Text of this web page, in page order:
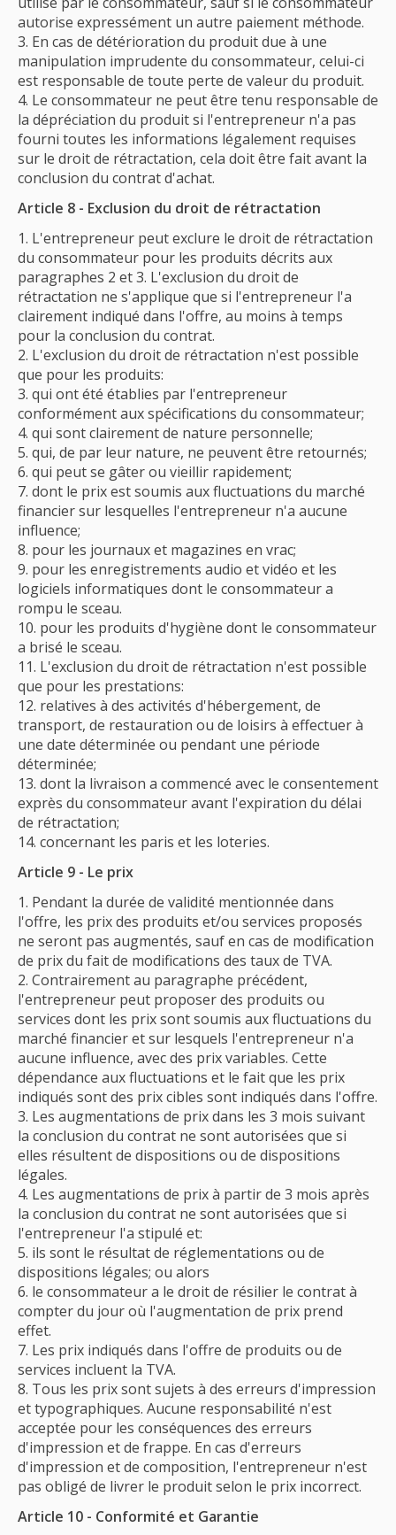
autorise expressément un autre paiement méthode.
En cas de détérioration du produit due à une
manipulation imprudente du consommateur, celui-ci
est responsable de toute perte de valeur du produit.
Le consommateur ne peut être tenu responsable de
la dépréciation du produit si l'entrepreneur n'a pas
fourni toutes les informations légalement requises
sur le droit de rétractation, cela doit être fait avant la
conclusion du contrat d'achat.
Article 8 - Exclusion du droit de rétractation
L'entrepreneur peut exclure le droit de rétractation
du consommateur pour les produits décrits aux
paragraphes 2 et 3. L'exclusion du droit de
rétractation ne s'applique que si l'entrepreneur l'a
clairement indiqué dans l'offre, au moins à temps
pour la conclusion du contrat.
L'exclusion du droit de rétractation n'est possible
que pour les produits:
qui ont été établies par l'entrepreneur
conformément aux spécifications du consommateur;
qui sont clairement de nature personnelle;
qui, de par leur nature, ne peuvent être retournés;
qui peut se gâter ou vieillir rapidement;
dont le prix est soumis aux fluctuations du marché
financier sur lesquelles l'entrepreneur n'a aucune
influence;
pour les journaux et magazines en vrac;
pour les enregistrements audio et vidéo et les
logiciels informatiques dont le consommateur a
rompu le sceau.
pour les produits d'hygiène dont le consommateur
a brisé le sceau.
L'exclusion du droit de rétractation n'est possible
que pour les prestations:
relatives à des activités d'hébergement, de
transport, de restauration ou de loisirs à effectuer à
une date déterminée ou pendant une période
déterminée;
dont la livraison a commencé avec le consentement
exprès du consommateur avant l'expiration du délai
de rétractation;
concernant les paris et les loteries.
Article 9 - Le prix
Pendant la durée de validité mentionnée dans
l'offre, les prix des produits et/ou services proposés
ne seront pas augmentés, sauf en cas de modification
de prix du fait de modifications des taux de TVA.
Contrairement au paragraphe précédent,
l'entrepreneur peut proposer des produits ou
services dont les prix sont soumis aux fluctuations du
marché financier et sur lesquels l'entrepreneur n'a
aucune influence, avec des prix variables. Cette
dépendance aux fluctuations et le fait que les prix
indiqués sont des prix cibles sont indiqués dans l'offre.
Les augmentations de prix dans les 3 mois suivant
la conclusion du contrat ne sont autorisées que si
elles résultent de dispositions ou de dispositions
légales.
Les augmentations de prix à partir de 3 mois après
la conclusion du contrat ne sont autorisées que si
l'entrepreneur l'a stipulé et:
ils sont le résultat de réglementations ou de
dispositions légales; ou alors
le consommateur a le droit de résilier le contrat à
compter du jour où l'augmentation de prix prend
effet.
Les prix indiqués dans l'offre de produits ou de
services incluent la TVA.
Tous les prix sont sujets à des erreurs d'impression
et typographiques. Aucune responsabilité n'est
acceptée pour les conséquences des erreurs
d'impression et de frappe. En cas d'erreurs
d'impression et de composition, l'entrepreneur n'est
pas obligé de livrer le produit selon le prix incorrect.
Article 10 - Conformité et Garantie